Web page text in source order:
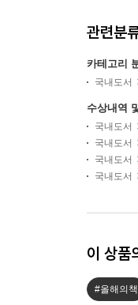
관련분
카테고리
국내도서
수상내역
국내도서
국내도서
국내도서
국내도서
이 상품
#올해의책